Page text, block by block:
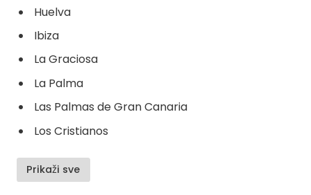
Huelva
Ibiza
La Graciosa
La Palma
Las Palmas de Gran Canaria
Los Cristianos
Prikaži sve